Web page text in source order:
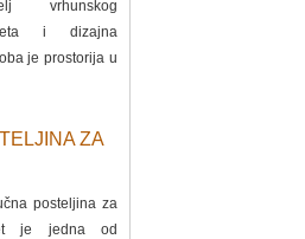
vrhunskog
i dizajna
je prostorija u
ZA
posteljina za
je jedna od